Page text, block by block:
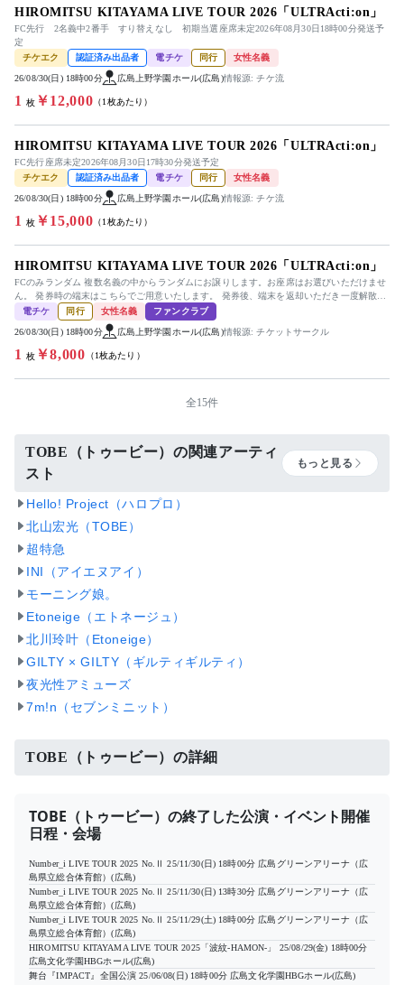
HIROMITSU KITAYAMA LIVE TOUR 2026「ULTRActi:on」
FC先行 2名義中2番手 すり替えなし 初期当選座席未定2026年08月30日18時00分発送予
定
チケエク
認証済み出品者 電チケ 同行 女性名義
26/08/30(日) 18時00分 広島上野学園ホール(広島)情報源: チケ流
1 枚￥12,000 （1枚あたり）
HIROMITSU KITAYAMA LIVE TOUR 2026「ULTRActi:on」
FC先行座席未定2026年08月30日17時30分発送予定
チケエク
認証済み出品者 電チケ 同行 女性名義
26/08/30(日) 18時00分 広島上野学園ホール(広島)情報源: チケ流
1 枚￥15,000 （1枚あたり）
HIROMITSU KITAYAMA LIVE TOUR 2026「ULTRActi:on」
FCのみランダム 複数名義の中からランダムにお譲りします。お座席はお選びいただけませ
ん。 発券時の端末はこちらでご用意いたします。 発券後、端末を返却いただき一度解散し
ます。お待ちの間はお好き...
電チケ 同行 女性名義 ファンクラブ
26/08/30(日) 18時00分 広島上野学園ホール(広島)情報源: チケットサークル
1 枚￥8,000 （1枚あたり）
全15件
TOBE（トゥービー）の関連アーティ
スト
もっと見る
Hello! Project（ハロプロ）
北山宏光（TOBE）
超特急
INI（アイエヌアイ）
モーニング娘。
Etoneige（エトネージュ）
北川玲叶（Etoneige）
GILTY × GILTY（ギルティギルティ）
夜光性アミューズ
7m!n（セブンミニット）
TOBE（トゥービー）の詳細
TOBE（トゥービー）の終了した公演・イベント開催
日程・会場
Number_i LIVE TOUR 2025 No.Ⅱ 25/11/30(日) 18時00分 広島グリーンアリーナ（広
島県立総合体育館）(広島)
Number_i LIVE TOUR 2025 No.Ⅱ 25/11/30(日) 13時30分 広島グリーンアリーナ（広
島県立総合体育館）(広島)
Number_i LIVE TOUR 2025 No.Ⅱ 25/11/29(土) 18時00分 広島グリーンアリーナ（広
島県立総合体育館）(広島)
HIROMITSU KITAYAMA LIVE TOUR 2025「波紋-HAMON-」
25/08/29(金) 18時00分
広島文化学園HBGホール(広島)
舞台『IMPACT』全国公演 25/06/08(日) 18時00分 広島文化学園HBGホール(広島)